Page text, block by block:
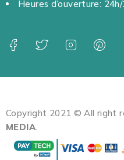
Heures d’ouverture:
Copyright 2021 © All right
MEDIA.